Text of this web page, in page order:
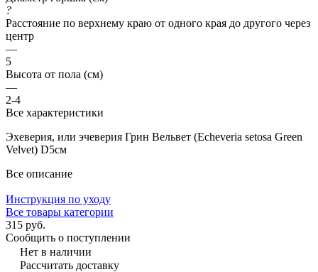
?
Расстояние по верхнему краю от одного края до другого через
центр
—
5
Высота от пола (см)
—
2-4
Все характеристики
Эхеверия, или эчеверия Грин Вельвет (Echeveria setosa Green
Velvet) D5см
Все описание
Инструкция по уходу
Все товары категории
315 руб.
Сообщить о поступлении
Нет в наличии
Рассчитать доставку